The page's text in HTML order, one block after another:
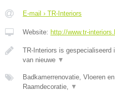
E-mail › TR-Interiors
Website: http://www.tr-
TR-Interiors is gespecialiseerd
van nieuwe ▼
Badkamerrenovatie, Vloeren
Raamdecoratie, ▼